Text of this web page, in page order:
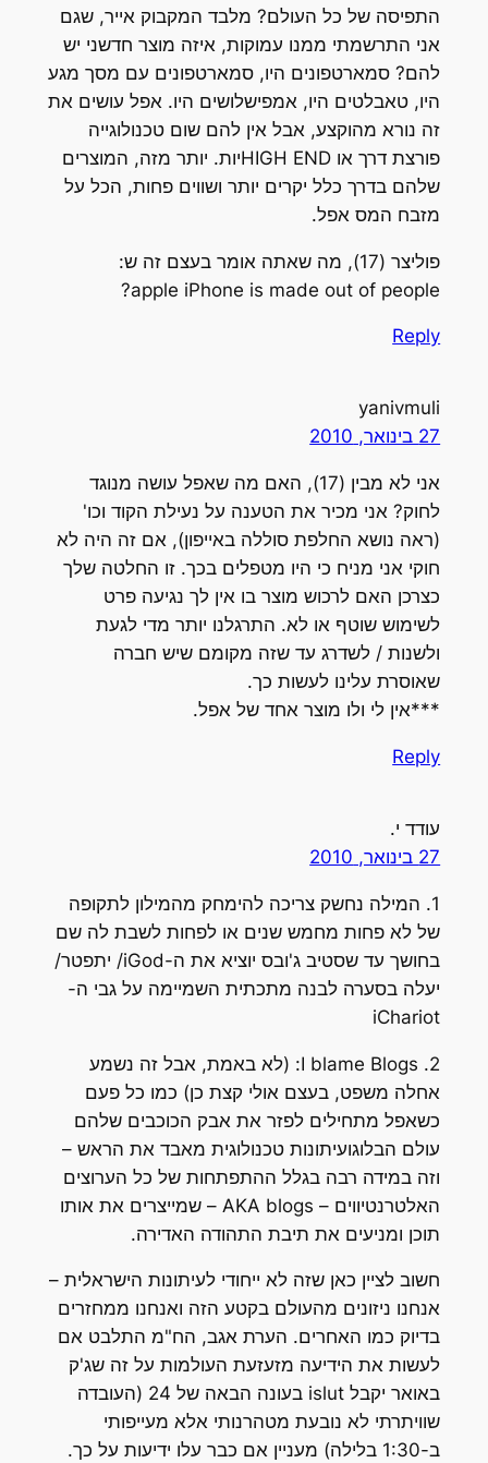
התפיסה של כל העולם? מלבד המקבוק אייר, שגם
אני התרשמתי ממנו עמוקות, איזה מוצר חדשני יש
להם? סמארטפונים היו, סמארטפונים עם מסך מגע
היו, טאבלטים היו, אמפישלושים היו. אפל עושים את
זה נורא מהוקצע, אבל אין להם שום טכנולוגייה
פורצת דרך או HIGH ENDיות. יותר מזה, המוצרים
שלהם בדרך כלל יקרים יותר ושווים פחות, הכל על
מזבח המס אפל.
פוליצר (17), מה שאתה אומר בעצם זה ש:
apple iPhone is made out of people?
Reply
yanivmuli
27 בינואר, 2010
אני לא מבין (17), האם מה שאפל עושה מנוגד
לחוק? אני מכיר את הטענה על נעילת הקוד וכו'
(ראה נושא החלפת סוללה באייפון), אם זה היה לא
חוקי אני מניח כי היו מטפלים בכך. זו החלטה שלך
כצרכן האם לרכוש מוצר בו אין לך נגיעה פרט
לשימוש שוטף או לא. התרגלנו יותר מדי לגעת
ולשנות / לשדרג עד שזה מקומם שיש חברה
שאוסרת עלינו לעשות כך.
***אין לי ולו מוצר אחד של אפל.
Reply
עודד י.
27 בינואר, 2010
1. המילה נחשק צריכה להימחק מהמילון לתקופה
של לא פחות מחמש שנים או לפחות לשבת לה שם
בחושך עד שסטיב ג'ובס יוציא את ה-iGod/ יתפטר/
יעלה בסערה לבנה מתכתית השמיימה על גבי ה-
iChariot
2. I blame Blogs: (לא באמת, אבל זה נשמע
אחלה משפט, בעצם אולי קצת כן) כמו כל פעם
כשאפל מתחילים לפזר את אבק הכוכבים שלהם
עולם הבלוגועיתונות טכנולוגית מאבד את הראש –
וזה במידה רבה בגלל ההתפתחות של כל הערוצים
האלטרנטיווים – AKA blogs – שמייצרים את אותו
תוכן ומניעים את תיבת התהודה האדירה.
חשוב לציין כאן שזה לא ייחודי לעיתונות הישראלית –
אנחנו ניזונים מהעולם בקטע הזה ואנחנו ממחזרים
בדיוק כמו האחרים. הערת אגב, הח"מ התלבט אם
לעשות את הידיעה מזעזעת העולמות על זה שג'ק
באואר יקבל islut בעונה הבאה של 24 (העובדה
שוויתרתי לא נובעת מטהרנותי אלא מעייפותי
ב-1:30 בלילה) מעניין אם כבר עלו ידיעות על כך.